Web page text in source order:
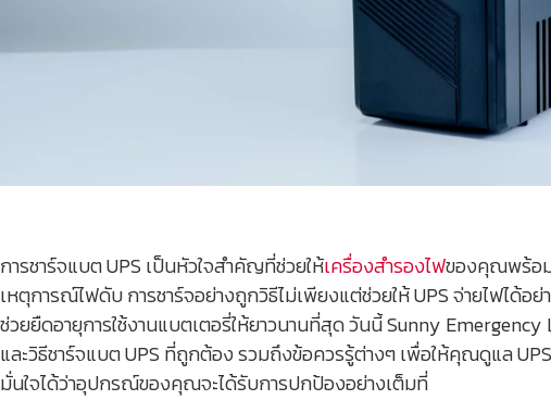
การชาร์จแบต UPS เป็นหัวใจสำคัญที่ช่วยให้เครื่องสำรองไฟของคุณพร้อม
เหตุการณ์ไฟดับ การชาร์จอย่างถูกวิธีไม่เพียงแต่ช่วยให้ UPS จ่ายไฟได้อ
ช่วยยืดอายุการใช้งานแบตเตอรี่ให้ยาวนานที่สุด วันนี้ Sunny
และวิธีชาร์จแบต UPS ที่ถูกต้อง รวมถึงข้อควรรู้ต่างๆ เพื่อให้คุณดูแล
มั่นใจได้ว่าอุปกรณ์ของคุณจะได้รับการปกป้องอย่างเต็มที่